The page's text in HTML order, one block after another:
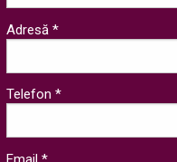
Adresă *
Telefon *